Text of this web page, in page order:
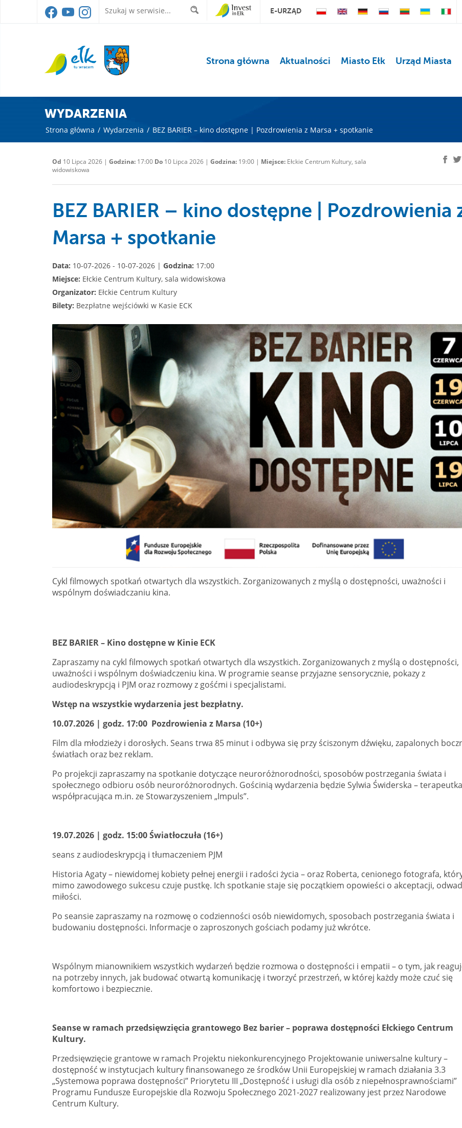
E-URZĄD
Strona główna Aktualności Miasto Ełk Urząd Miasta
WYDARZENIA
Strona główna / Wydarzenia / BEZ BARIER – kino dostępne | Pozdrowienia z Marsa + spotkanie
Od 10 Lipca 2026 | Godzina: 17:00 Do 10 Lipca 2026 | Godzina: 19:00 | Miejsce: Ełckie Centrum Kultury, sala
widowiskowa
BEZ BARIER – kino dostępne | Pozdrowienia
Marsa + spotkanie
Data: 10-07-2026 - 10-07-2026 | Godzina: 17:00
Miejsce: Ełckie Centrum Kultury, sala widowiskowa
Organizator: Ełckie Centrum Kultury
Bilety: Bezpłatne wejściówki w Kasie ECK
Cykl filmowych spotkań otwartych dla wszystkich. Zorganizowanych z myślą o dostępności, uważności i
wspólnym doświadczaniu kina.
BEZ BARIER – Kino dostępne w Kinie ECK
Zapraszamy na cykl filmowych spotkań otwartych dla wszystkich. Zorganizowanych z myślą o dostępności,
uważności i wspólnym doświadczeniu kina. W programie seanse przyjazne sensorycznie, pokazy z
audiodeskrypcją i PJM oraz rozmowy z gośćmi i specjalistami.
Wstęp na wszystkie wydarzenia jest bezpłatny.
10.07.2026 | godz. 17:00 Pozdrowienia z Marsa (10+)
Film dla młodzieży i dorosłych. Seans trwa 85 minut i odbywa się przy ściszonym dźwięku, zapalonych
światłach oraz bez reklam.
Po projekcji zapraszamy na spotkanie dotyczące neuroróżnorodności, sposobów postrzegania świata i
społecznego odbioru osób neuroróżnorodnych. Gościnią wydarzenia będzie Sylwia Świderska – terapeutka
współpracująca m.in. ze Stowarzyszeniem „Impuls”.
19.07.2026 | godz. 15:00 Światłoczuła (16+)
seans z audiodeskrypcją i tłumaczeniem PJM
Historia Agaty – niewidomej kobiety pełnej energii i radości życia – oraz Roberta, cenionego fotografa,
mimo zawodowego sukcesu czuje pustkę. Ich spotkanie staje się początkiem opowieści o akceptacji,
miłości.
Po seansie zapraszamy na rozmowę o codzienności osób niewidomych, sposobach postrzegania świata i
budowaniu dostępności. Informacje o zaproszonych gościach podamy już wkrótce.
Wspólnym mianownikiem wszystkich wydarzeń będzie rozmowa o dostępności i empatii – o tym, jak
na potrzeby innych, jak budować otwartą komunikację i tworzyć przestrzeń, w której każdy może czuć się
komfortowo i bezpiecznie.
Seanse w ramach przedsięwzięcia grantowego Bez barier – poprawa dostępności Ełckiego Centrum
Kultury.
Przedsięwzięcie grantowe w ramach Projektu niekonkurencyjnego Projektowanie uniwersalne kultury –
dostępność w instytucjach kultury finansowanego ze środków Unii Europejskiej w ramach działania 3.3
„Systemowa poprawa dostępności” Priorytetu III „Dostępność i usługi dla osób z niepełnosprawnościami”
Programu Fundusze Europejskie dla Rozwoju Społecznego 2021-2027 realizowany jest przez Narodowe
Centrum Kultury.